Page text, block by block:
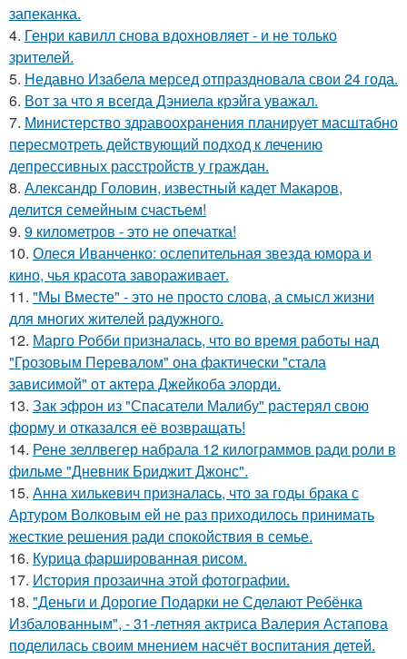
запеканка.
4. Генри кавилл снова вдохновляет - и не только
зрителей.
5. Недавно Изабела мерсед отпраздновала свои 24 года.
6. Вот за что я всегда Дэниела крэйга уважал.
7. Министерство здравоохранения планирует масштабно
пересмотреть действующий подход к лечению
депрессивных расстройств у граждан.
8. Александр Головин, известный кадет Макаров,
делится семейным счастьем!
9. 9 километров - это не опечатка!
10. Олеся Иванченко: ослепительная звезда юмора и
кино, чья красота завораживает.
11. "Мы Вместе" - это не просто слова, а смысл жизни
для многих жителей радужного.
12. Марго Робби призналась, что во время работы над
"Грозовым Перевалом" она фактически "стала
зависимой" от актера Джейкоба элорди.
13. Зак эфрон из "Спасатели Малибу" растерял свою
форму и отказался её возвращать!
14. Рене зеллвегер набрала 12 килограммов ради роли в
фильме "Дневник Бриджит Джонс".
15. Анна хилькевич призналась, что за годы брака с
Артуром Волковым ей не раз приходилось принимать
жесткие решения ради спокойствия в семье.
16. Курица фаршированная рисом.
17. История прозаична этой фотографии.
18. "Деньги и Дорогие Подарки не Сделают Ребёнка
Избалованным", - 31-летняя актриса Валерия Астапова
поделилась своим мнением насчёт воспитания детей.